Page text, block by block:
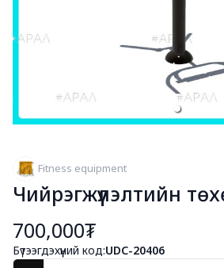
Fitness equipment
Чийрэгжүүлэлтийн
700,000₮
Бүтээгдэхүүний код:UDC-20406